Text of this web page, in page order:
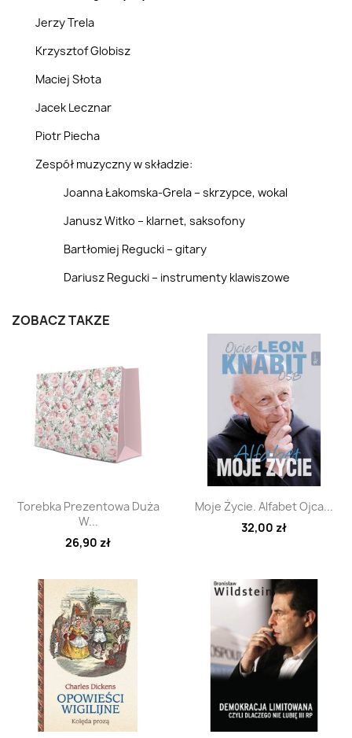
Jerzy Trela
Krzysztof Globisz
Maciej Słota
Jacek Lecznar
Piotr Piecha
Zespół muzyczny w składzie:
Joanna Łakomska-Grela – skrzypce, wokal
Janusz Witko – klarnet, saksofony
Bartłomiej Regucki – gitary
Dariusz Regucki – instrumenty klawiszowe
ZOBACZ TAKŻE
Szybki podgląd
Torebka Prezentowa Duża
W...
26,90 zł
Szybki podgląd
Moje Życie. Alfabet Ojca...
32,00 zł